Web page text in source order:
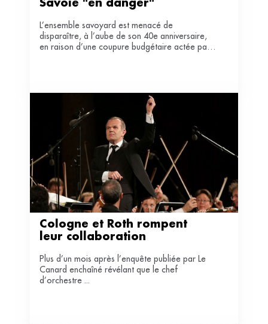
Savoie "en danger"
L’ensemble savoyard est menacé de
disparaître, à l’aube de son 40e anniversaire,
en raison d’une coupure budgétaire actée par
Cologne et Roth rompent
leur collaboration
Plus d’un mois après l’enquête publiée par Le
Canard enchaîné révélant que le chef
d’orchestre ...